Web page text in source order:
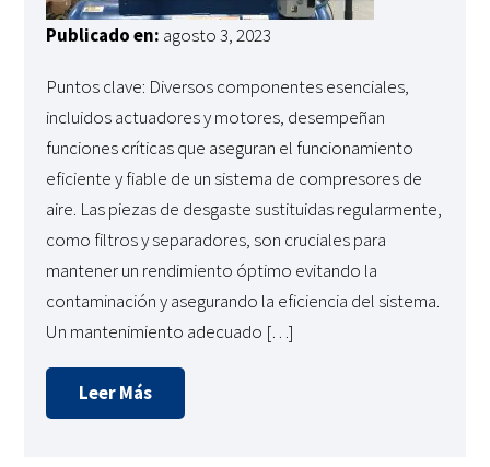
Publicado en: agosto 3, 2023
Puntos clave: Diversos componentes esenciales,
incluidos actuadores y motores, desempeñan
funciones críticas que aseguran el funcionamiento
eficiente y fiable de un sistema de compresores de
aire. Las piezas de desgaste sustituidas regularmente,
como filtros y separadores, son cruciales para
mantener un rendimiento óptimo evitando la
contaminación y asegurando la eficiencia del sistema.
Un mantenimiento adecuado […]
Leer Más